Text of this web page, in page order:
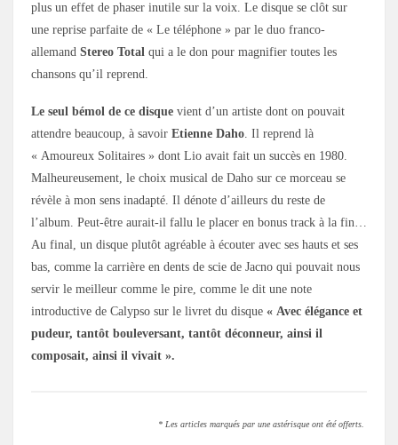
plus un effet de phaser inutile sur la voix. Le disque se clôt sur
une reprise parfaite de « Le téléphone » par le duo franco-
allemand Stereo Total qui a le don pour magnifier toutes les
chansons qu’il reprend.
Le seul bémol de ce disque vient d’un artiste dont on pouvait
attendre beaucoup, à savoir Etienne Daho. Il reprend là
« Amoureux Solitaires » dont Lio avait fait un succès en 1980.
Malheureusement, le choix musical de Daho sur ce morceau se
révèle à mon sens inadapté. Il dénote d’ailleurs du reste de
l’album. Peut-être aurait-il fallu le placer en bonus track à la fin…
Au final, un disque plutôt agréable à écouter avec ses hauts et ses
bas, comme la carrière en dents de scie de Jacno qui pouvait nous
servir le meilleur comme le pire, comme le dit une note
introductive de Calypso sur le livret du disque « Avec élégance et
pudeur, tantôt bouleversant, tantôt déconneur, ainsi il
composait, ainsi il vivait ».
* Les articles marqués par une astérisque ont été offerts.